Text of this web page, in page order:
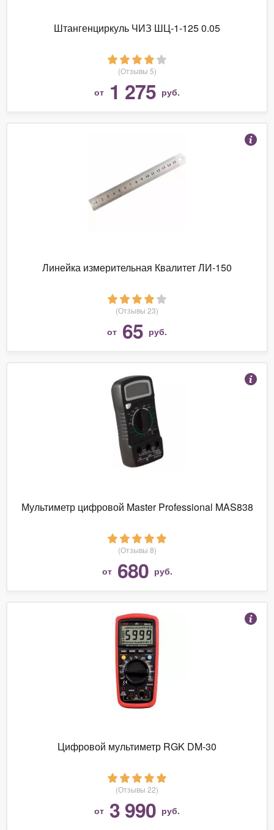
Штангенциркуль ЧИЗ ШЦ-1-125 0.05
(Отзывы 5)
от 1 275 руб.
Линейка измерительная Квалитет ЛИ-150
(Отзывы 23)
от 65 руб.
Мультиметр цифровой Master Professional MAS838
(Отзывы 8)
от 680 руб.
Цифровой мультиметр RGK DM-30
(Отзывы 22)
от 3 990 руб.